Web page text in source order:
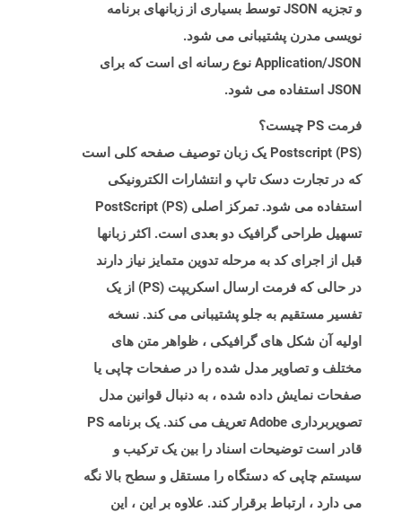
و تجزیه JSON توسط بسیاری از زبانهای برنامه
نویسی مدرن پشتیبانی می شود.
Application/JSON نوع رسانه ای است که برای
JSON استفاده می شود.
فرمت PS چیست؟
Postscript (PS) یک زبان توصیف صفحه کلی است
که در تجارت دسک تاپ و انتشارات الکترونیکی
استفاده می شود. تمرکز اصلی PostScript (PS)
تسهیل طراحی گرافیک دو بعدی است. اکثر زبانها
قبل از اجرای کد به مرحله تدوین متمایز نیاز دارند
در حالی که فرمت ارسال اسکریپت (PS) از یک
تفسیر مستقیم به جلو پشتیبانی می کند. نسخه
اولیه آن شکل های گرافیکی ، ظواهر متن های
مختلف و تصاویر مدل شده را در صفحات چاپی یا
صفحات نمایش داده شده ، به دنبال قوانین مدل
تصویربرداری Adobe تعریف می کند. یک برنامه PS
قادر است توضیحات اسناد را بین یک ترکیب و
سیستم چاپی که دستگاه را مستقل و سطح بالا نگه
می دارد ، ارتباط برقرار کند. علاوه بر این ، این